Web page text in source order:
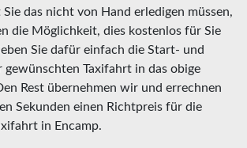
das nicht von Hand erledigen müssen,
die Möglichkeit, dies kostenlos für Sie
Sie dafür einfach die Start- und
gewünschten Taxifahrt in das obige
Rest übernehmen wir und errechnen
Sekunden einen Richtpreis für die
in Encamp.